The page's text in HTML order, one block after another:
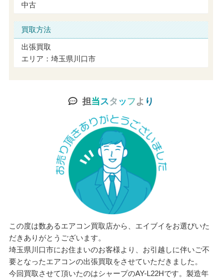
中古
買取方法
出張買取
エリア：埼玉県川口市
担当スタ ッ フよ り
この度は数あるエアコン買取店から、エイブイをお選びいた
だきありがとうございます。
埼玉県川口市にお住まいのお客様より、お引越しに伴いご不
要となったエアコンの出張買取をさせていただきました。
今回買取させて頂いたのはシャープのAY-L22Hです。製造年